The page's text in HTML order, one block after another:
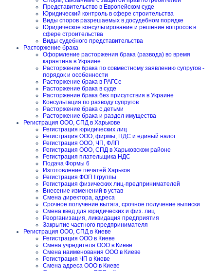
Представительство в Европейском суде
Юридический контроль в сфере строительства
Виды споров разрешаемых в досудебном порядке
Юридическое консультирование и решение вопросов в
сфере строительства
Виды судебного представительства
Расторжение брака
Оформление расторжения брака (развода) во время
карантина в Украине
Расторжение брака по совместному заявлению супругов -
порядок и особенности
Расторжение брака в РАГСе
Расторжение брака в суде
Расторжение брака без присутствия в Украине
Консультация по разводу супругов
Расторжение брака с детьми
Расторжение брака и раздел имущества
Регистрация ООО, СПД в Харькове
Регистрация юридических лиц
Регистрация ООО, фирмы, НДС и единый налог
Регистрация ООО, ЧП, ФЛП
Регистрация ООО, СПД в Харьковском районе
Регистрация плательщика НДС
Подача Формы 6
Изготовление печатей Харьков
Регистрация ФОП I группы
Регистрация физических лиц-предпринимателей
Внесение изменений в устав
Смена директора, адреса
Срочное получение вытяга, срочное получение выписки
Смена квед для юридических и физ. лиц
Реорганизация, ликвидация предприятия
Закрытие частного предпринимателя
Регистрация ООО, СПД в Киеве
Регистрация ООО в Киеве
Смена учредителя ООО в Киеве
Смена наименования ООО в Киеве
Регистрация ЧП в Киеве
Смена адреса ООО в Киеве